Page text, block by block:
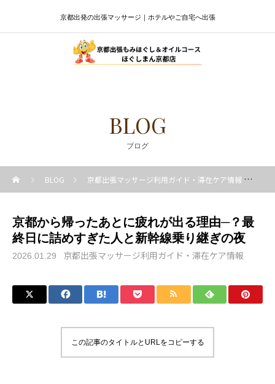
京都出発の出張マッサージ｜ホテルやご自宅へ出張
BLOG
ブログ
BLOG 京都出張マッサージ利用ガイド・滞在ケア情報
京都から帰ったあとに疲れが出る理由─？最
終日に詰めすぎた人と新幹線乗り継ぎの夜
2026.01.29 京都出張マッサージ利用ガイド・滞在ケア情報
この記事のタイトルとURLをコピーする